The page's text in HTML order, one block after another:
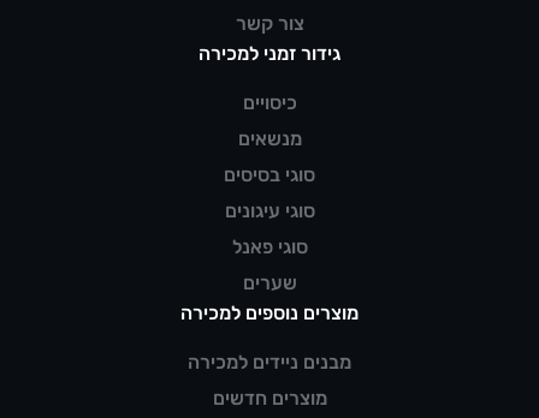
צור קשר
גידור זמני למכירה
כיסויים
מנשאים
סוגי בסיסים
סוגי עיגונים
סוגי פאנל
שערים
מוצרים נוספים למכירה
מבנים ניידים למכירה
מוצרים חדשים